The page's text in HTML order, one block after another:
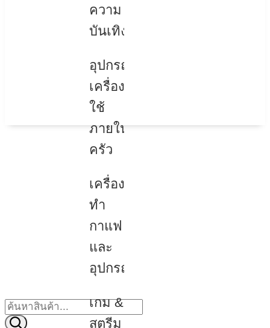
ความ
บันเทิง
อุปกรณ์
เครื่อง
ใช้
ภายใน
ครัว
เครื่อง
ทำ
กาแฟ
และ
อุปกรณ์
เกม &
สตรีม